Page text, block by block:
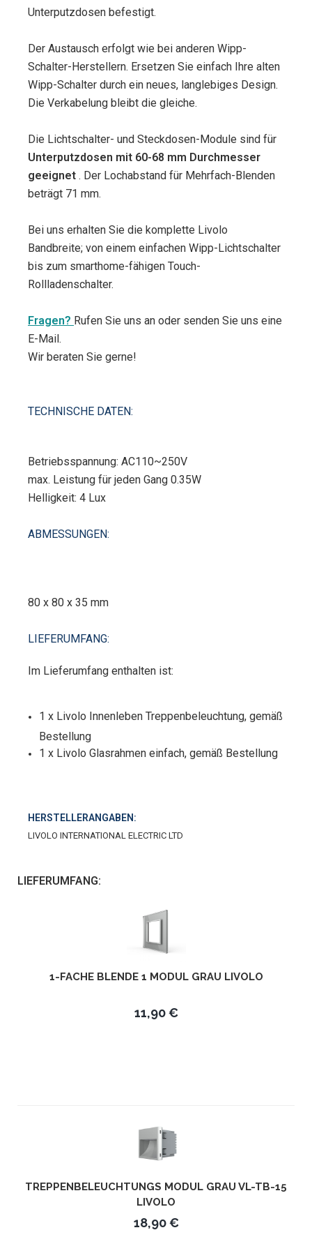
Unterputzdosen befestigt.
Der Austausch erfolgt wie bei anderen Wipp-
Schalter-Herstellern. Ersetzen Sie einfach Ihre alten
Wipp-Schalter durch ein neues, langlebiges Design.
Die Verkabelung bleibt die gleiche.
Die Lichtschalter- und Steckdosen-Module sind für
Unterputzdosen mit 60-68 mm Durchmesser
geeignet . Der Lochabstand für Mehrfach-Blenden
beträgt 71 mm.
Bei uns erhalten Sie die komplette Livolo
Bandbreite; von einem einfachen Wipp-Lichtschalter
bis zum smarthome-fähigen Touch-
Rollladenschalter.
Fragen? Rufen Sie uns an oder senden Sie uns eine
E-Mail.
Wir beraten Sie gerne!
TECHNISCHE DATEN:
Betriebsspannung: AC110~250V
max. Leistung für jeden Gang 0.35W
Helligkeit: 4 Lux
ABMESSUNGEN:
80 x 80 x 35 mm
LIEFERUMFANG:
Im Lieferumfang enthalten ist:
1 x Livolo Innenleben Treppenbeleuchtung, gemäß
Bestellung
1 x Livolo Glasrahmen einfach, gemäß Bestellung
HERSTELLERANGABEN:
LIVOLO INTERNATIONAL ELECTRIC LTD
LIEFERUMFANG:
1-FACHE BLENDE 1 MODUL GRAU LIVOLO
11,90 €
TREPPENBELEUCHTUNGS MODUL GRAU VL-TB-15
LIVOLO
18,90 €